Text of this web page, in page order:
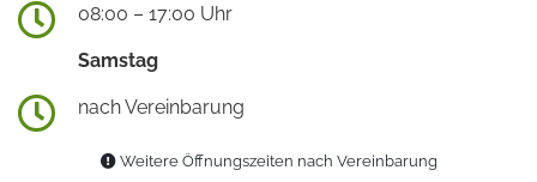
08:00 – 17:00 Uhr
Samstag
nach Vereinbarung
Weitere Öffnungszeiten nach Vereinbarung